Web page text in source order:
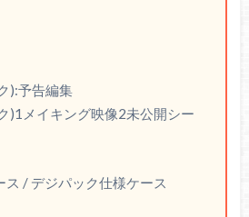
):予告編集
)1メイキング映像2未公開シー
/ デジパック仕様ケース